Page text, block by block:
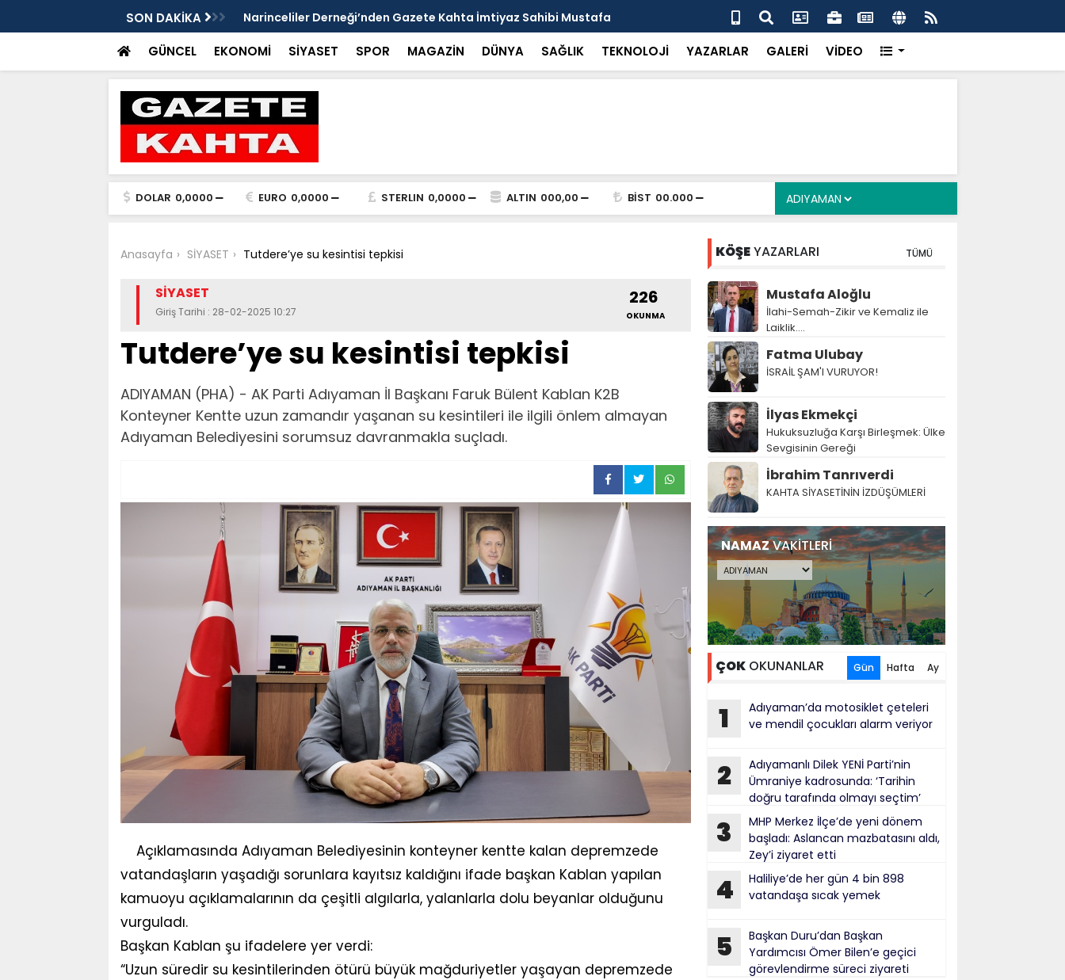
SON DAKİKA
Kahta İmtiyaz Sahibi Mustafa
Şanlıurfa’da yaz uyarısı: Güneşten Korunmayı Alışkanlık Haline
Getirin
Haliliye’de her gün 4 bin 898 vatandaşa sıcak yemek
GÜNCEL EKONOMİ SİYASET SPOR MAGAZİN DÜNYA SAĞLIK TEKNOLOJİ YAZARLAR GALERİ VİDEO
DOLAR 0,0000 EURO 0,0000 STERLIN 0,0000 ALTIN 000,00 BİST 00.000
Anasayfa SİYASET Tutdere’ye su kesintisi tepkisi
SİYASET
Giriş Tarihi : 28-02-2025 10:27
226
OKUNMA
Tutdere’ye su kesintisi tepkisi
ADIYAMAN (PHA) - AK Parti Adıyaman İl Başkanı Faruk Bülent Kablan K2B
Konteyner Kentte uzun zamandır yaşanan su kesintileri ile ilgili önlem almayan
Adıyaman Belediyesini sorumsuz davranmakla suçladı.
Açıklamasında Adıyaman Belediyesinin konteyner kentte kalan depremzede
vatandaşların yaşadığı sorunlara kayıtsız kaldığını ifade başkan Kablan yapılan
kamuoyu açıklamalarının da çeşitli algılarla, yalanlarla dolu beyanlar olduğunu
vurguladı.
Başkan Kablan şu ifadelere yer verdi:
“Uzun süredir su kesintilerinden ötürü büyük mağduriyetler yaşayan depremzede
KÖŞEYAZARLARI TÜMÜ
Mustafa Aloğlu
İlahi-Semah-Zikir ve Kemaliz ile
Laiklik….
Fatma Ulubay
İSRAİL ŞAM'I VURUYOR!
İlyas Ekmekçi
Hukuksuzluğa Karşı Birleşmek: Ülke
Sevgisinin Gereği
İbrahim Tanrıverdi
KAHTA SİYASETİNİN İZDÜŞÜMLERİ
NAMAZVAKİTLERİ
ÇOKOKUNANLAR Gün Hafta Ay
1
Adıyaman’da motosiklet çeteleri
ve mendil çocukları alarm veriyor
2
Adıyamanlı Dilek YENİ Parti’nin
Ümraniye kadrosunda: ‘Tarihin
doğru tarafında olmayı seçtim’
3
MHP Merkez İlçe’de yeni dönem
başladı: Aslancan mazbatasını aldı,
Zey’i ziyaret etti
4
Haliliye’de her gün 4 bin 898
vatandaşa sıcak yemek
5
Başkan Duru’dan Başkan
Yardımcısı Ömer Bilen’e geçici
görevlendirme süreci ziyareti